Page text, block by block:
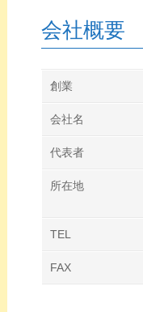
会社概要
創業
会社名
代表者
所在地
TEL
FAX